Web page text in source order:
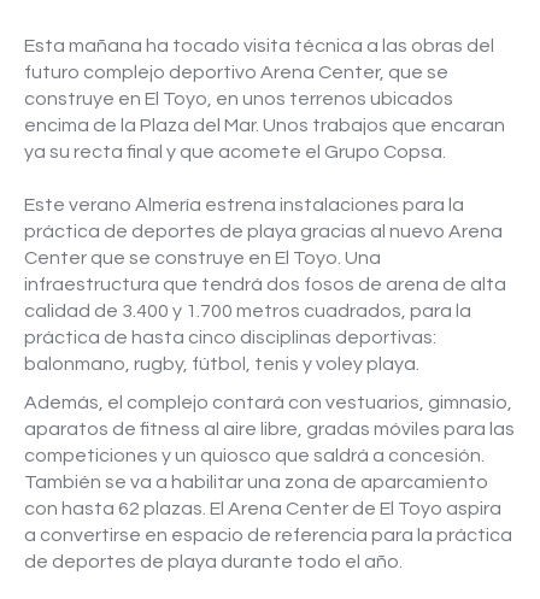
Esta mañana ha tocado visita técnica a las obras del
futuro complejo deportivo Arena Center, que se
construye en El Toyo, en unos terrenos ubicados
encima de la Plaza del Mar. Unos trabajos que encaran
ya su recta final y que acomete el Grupo Copsa.
Este verano Almería estrena instalaciones para la
práctica de deportes de playa gracias al nuevo Arena
Center que se construye en El Toyo. Una
infraestructura que tendrá dos fosos de arena de alta
calidad de 3.400 y 1.700 metros cuadrados, para la
práctica de hasta cinco disciplinas deportivas:
balonmano, rugby, fútbol, tenis y voley playa.
Además, el complejo contará con vestuarios, gimnasio,
aparatos de fitness al aire libre, gradas móviles para las
competiciones y un quiosco que saldrá a concesión.
También se va a habilitar una zona de aparcamiento
con hasta 62 plazas. El Arena Center de El Toyo aspira
a convertirse en espacio de referencia para la práctica
de deportes de playa durante todo el año.